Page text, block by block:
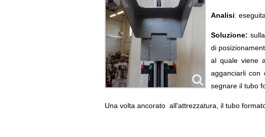
Analisi:
Soluzione:
di
al quale viene
agganciarli con
segnare il tubo
Una volta ancorato all'attrezzatura, il tubo